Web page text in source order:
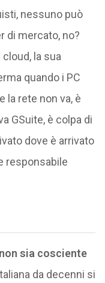
nessuno può
di mercato, no?
cloud, la sua
quando i PC
la rete non va, è
GSuite, è colpa di
dove è arrivato
responsabile
sia cosciente
da decenni si